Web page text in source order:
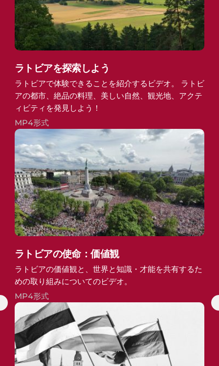
ラトビアを探索しよう
ラトビアで体験できることを紹介するビデオ。 ラトビ
アの都市、絶品の料理、美しい自然、観光地、アクテ
ィビティを発見しよう！
MP4形式
ラトビアの使命：価値観
ラトビアの価値観と、世界と知識・才能を共有するた
めの取り組みについてのビデオ。
MP4形式